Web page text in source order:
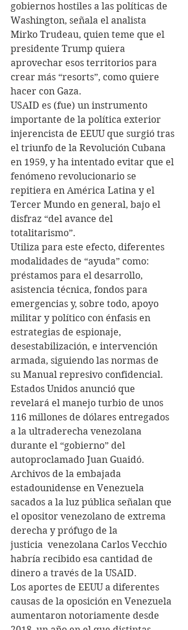
gobiernos hostiles a las políticas de
Washington, señala el analista
Mirko Trudeau, quien teme que el
presidente Trump quiera
aprovechar esos territorios para
crear más “resorts”, como quiere
hacer con Gaza.
USAID es (fue) un instrumento
importante de la política exterior
injerencista de EEUU que surgió tras
el triunfo de la Revolución Cubana
en 1959, y ha intentado evitar que el
fenómeno revolucionario se
repitiera en América Latina y el
Tercer Mundo en general, bajo el
disfraz “del avance del
totalitarismo”.
Utiliza para este efecto, diferentes
modalidades de “ayuda” como:
préstamos para el desarrollo,
asistencia técnica, fondos para
emergencias y, sobre todo, apoyo
militar y político con énfasis en
estrategias de espionaje,
desestabilización, e intervención
armada, siguiendo las normas de
su Manual represivo confidencial.
Estados Unidos anunció que
revelará el manejo turbio de unos
116 millones de dólares entregados
a la ultraderecha venezolana
durante el “gobierno” del
autoproclamado Juan Guaidó.
Archivos de la embajada
estadounidense en Venezuela
sacados a la luz pública señalan que
el opositor venezolano de extrema
derecha y prófugo de la
justicia  venezolana Carlos Vecchio
habría recibido esa cantidad de
dinero a través de la USAID.
Los aportes de EEUU a diferentes
causas de la oposición en Venezuela
aumentaron notoriamente desde